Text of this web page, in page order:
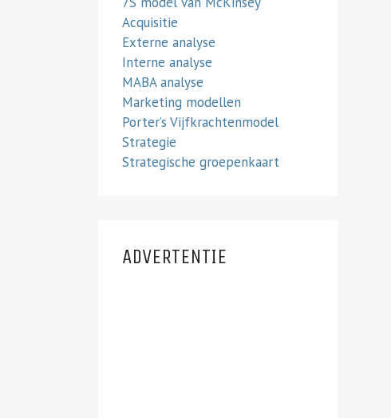
Acquisitie
Externe analyse
Interne analyse
MABA analyse
Marketing modellen
Porter’s Vijfkrachtenmodel
Strategie
Strategische groepenkaart
ADVERTENTIE